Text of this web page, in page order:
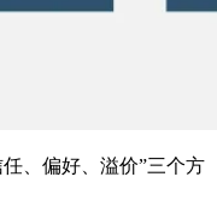
、偏好、溢价”三个方